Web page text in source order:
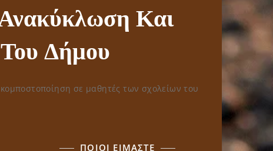
Και
Δήμου
σε μαθητές των σχολείων του
ΠΟΙΟΙ ΕΙΜΑΣΤΕ